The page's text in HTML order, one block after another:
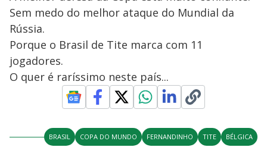
Sem medo do melhor ataque do Mundial da
Rússia.
Porque o Brasil de Tite marca com 11
jogadores.
O quer é raríssimo neste país...
BRASIL COPA DO MUNDO FERNANDINHO TITE BÉLGICA